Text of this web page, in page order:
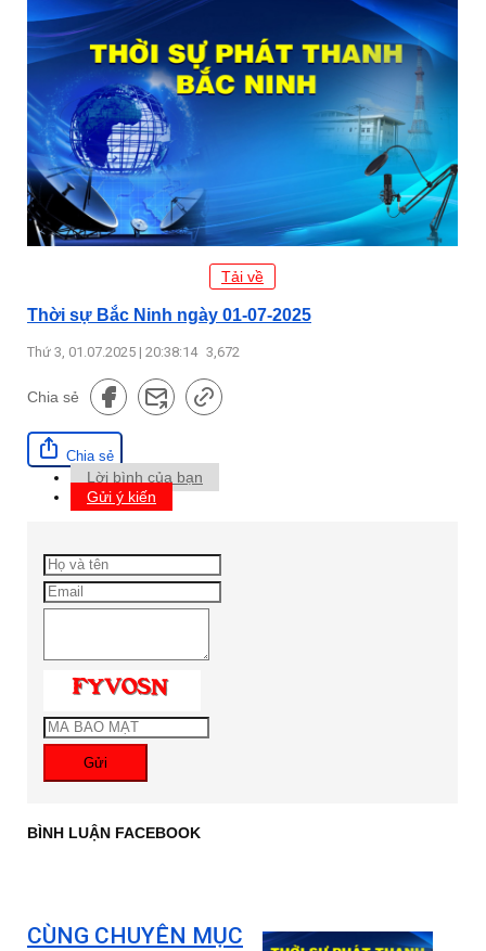
Tải về
Thời sự Bắc Ninh ngày 01-07-2025
Thứ 3, 01.07.2025 | 20:38:14 3,672
Chia sẻ
Chia sẻ
Lời bình của bạn
Gửi ý kiến
Gửi
BÌNH LUẬN FACEBOOK
CÙNG CHUYÊN MỤC